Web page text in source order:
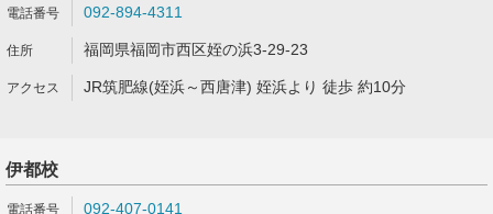
092-894-4311
福岡県福岡市西区姪の浜3-29-23
JR筑肥線(姪浜～西唐津) 姪浜より 徒歩 約10分
伊都校
092-407-0141